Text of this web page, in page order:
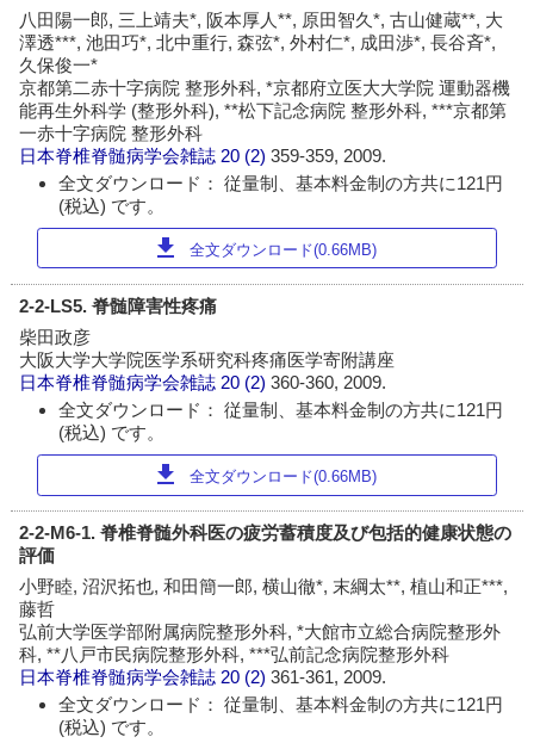
八田陽一郎, 三上靖夫*, 阪本厚人**, 原田智久*, 古山健蔵**, 大
澤透***, 池田巧*, 北中重行, 森弦*, 外村仁*, 成田渉*, 長谷斉*,
久保俊一*
京都第二赤十字病院 整形外科, *京都府立医大大学院 運動器機
能再生外科学 (整形外科), **松下記念病院 整形外科, ***京都第
一赤十字病院 整形外科
日本脊椎脊髄病学会雑誌 20 (2)359-359, 2009.
全文ダウンロード： 従量制、基本料金制の方共に121円
(税込) です。
download 全文ダウンロード(0.66MB)
2-2-LS5. 脊髄障害性疼痛
柴田政彦
大阪大学大学院医学系研究科疼痛医学寄附講座
日本脊椎脊髄病学会雑誌 20 (2)360-360, 2009.
全文ダウンロード： 従量制、基本料金制の方共に121円
(税込) です。
download 全文ダウンロード(0.66MB)
2-2-M6-1. 脊椎脊髄外科医の疲労蓄積度及び包括的健康状態の
評価
小野睦, 沼沢拓也, 和田簡一郎, 横山徹*, 末綱太**, 植山和正***,
藤哲
弘前大学医学部附属病院整形外科, *大館市立総合病院整形外
科, **八戸市民病院整形外科, ***弘前記念病院整形外科
日本脊椎脊髄病学会雑誌 20 (2)361-361, 2009.
全文ダウンロード： 従量制、基本料金制の方共に121円
(税込) です。